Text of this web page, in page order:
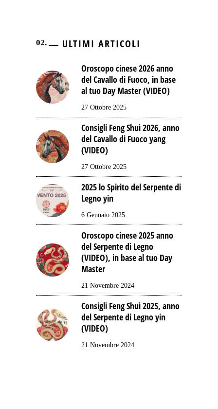
ULTIMI ARTICOLI
Oroscopo cinese 2026 anno
del Cavallo di Fuoco, in base
al tuo Day Master (VIDEO)
27 Ottobre 2025
Consigli Feng Shui 2026, anno
del Cavallo di Fuoco yang
(VIDEO)
27 Ottobre 2025
2025 lo Spirito del Serpente di
Legno yin
6 Gennaio 2025
Oroscopo cinese 2025 anno
del Serpente di Legno
(VIDEO), in base al tuo Day
Master
21 Novembre 2024
Consigli Feng Shui 2025, anno
del Serpente di Legno yin
(VIDEO)
21 Novembre 2024